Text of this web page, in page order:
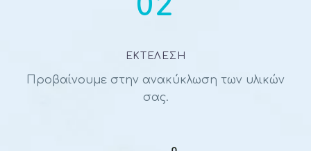
ΕΚΤΕΛΕΣΗ
Προβαίνουμε στην ανακύκλωση των υλικών
σας.